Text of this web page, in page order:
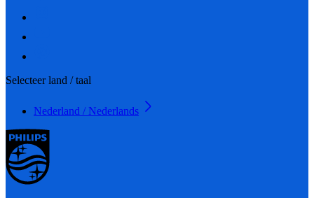
Selecteer land / taal
Nederland / Nederlands